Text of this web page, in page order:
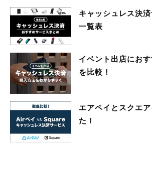
キャッシュレス決
一覧表
イベント出店にお
を比較！
エアペイとスクエ
た！